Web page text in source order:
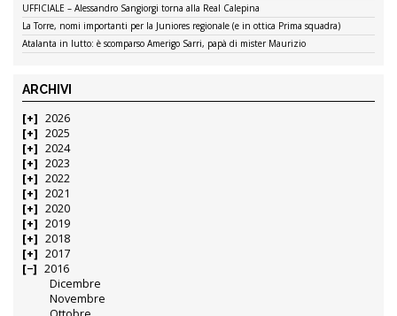
UFFICIALE – Alessandro Sangiorgi torna alla Real Calepina
La Torre, nomi importanti per la Juniores regionale (e in ottica Prima squadra)
Atalanta in lutto: è scomparso Amerigo Sarri, papà di mister Maurizio
ARCHIVI
2026
2025
2024
2023
2022
2021
2020
2019
2018
2017
2016
Dicembre
Novembre